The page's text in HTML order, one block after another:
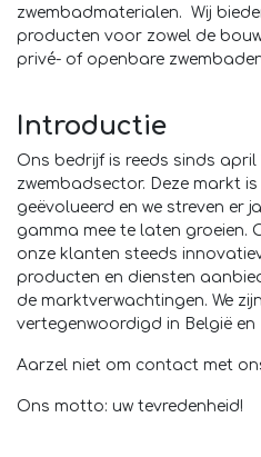
zwembadmaterialen. Wij
producten voor zowel de
privé- of openbare
Introductie
Ons bedrijf is reeds sinds april
zwembadsector. Deze markt
geëvolueerd en we streven er
gamma mee te laten groeien.
onze klanten steeds
producten en diensten
de marktverwachtingen. We
vertegenwoordigd in België en
Aarzel niet om contact met
Ons motto: uw tevredenheid!